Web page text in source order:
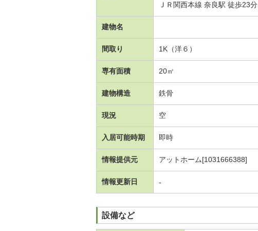
ＪＲ関西本線 奈良駅 徒歩23分
建物名
間取り 1K（洋６）
専有面積 20㎡
建物構造 鉄骨
現況 空
入居可能時期 即時
情報提供元 アットホーム[1031666388]
情報更新日 -
設備など